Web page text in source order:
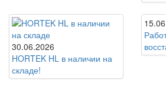
30.06.2026
HORTEK HL в наличии на
складе!